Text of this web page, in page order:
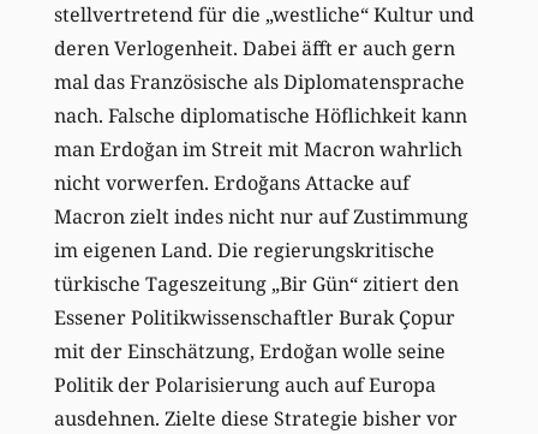
stellvertretend für die „westliche“ Kultur und
deren Verlogenheit. Dabei äfft er auch gern
mal das Französische als Diplomatensprache
nach. Falsche diplomatische Höflichkeit kann
man Erdoğan im Streit mit Macron wahrlich
nicht vorwerfen. Erdoğans Attacke auf
Macron zielt indes nicht nur auf Zustimmung
im eigenen Land. Die regierungskritische
türkische Tageszeitung „Bir Gün“ zitiert den
Essener Politikwissenschaftler Burak Çopur
mit der Einschätzung, Erdoğan wolle seine
Politik der Polarisierung auch auf Europa
ausdehnen. Zielte diese Strategie bisher vor